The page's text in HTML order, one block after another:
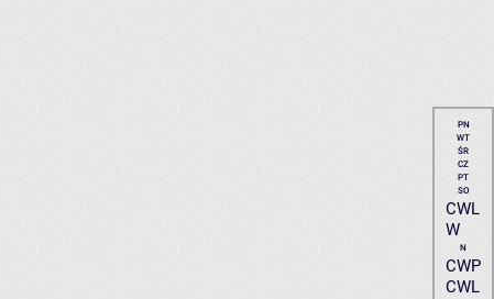
PN
WT
ŚR
CZ
PT
SO
CWL
W
N
CWP
CWL